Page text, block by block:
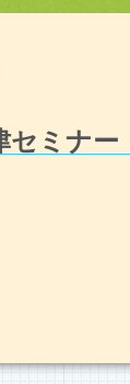
セミナー